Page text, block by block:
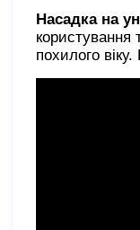
Насадка на
користування
похилого